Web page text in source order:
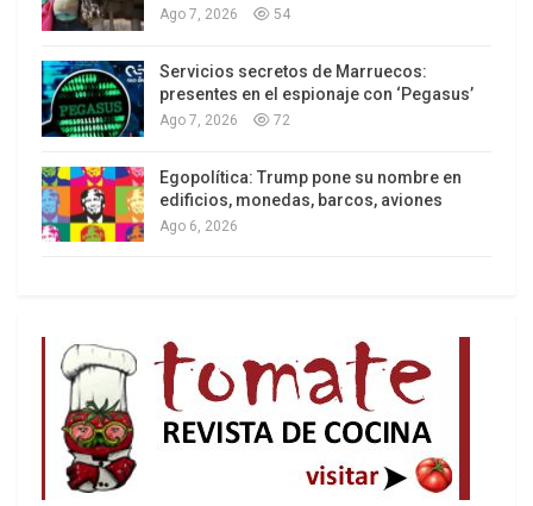
Los latinos le van dando la espalda a Trump
Ago 7, 2026 54
Servicios secretos de Marruecos:
presentes en el espionaje con ‘Pegasus’
Ago 7, 2026 72
Egopolítica: Trump pone su nombre en
edificios, monedas, barcos, aviones
Ago 6, 2026